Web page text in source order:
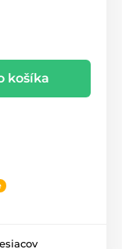
košíka